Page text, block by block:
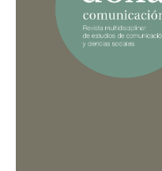
Suárez-Carballo F. (2024-01-
Visual strategies of film
Video On Demand